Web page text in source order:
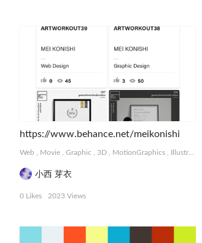
https://www.behance.net/meikonishi
Web Movie ,Graphic 3D MotionGraphics Illustration
小西 芽衣
0 Likes 2023 Views